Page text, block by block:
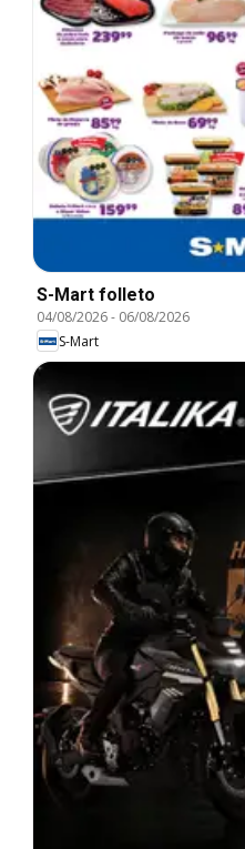
S-Mart folleto
04/08/2026- 06/08/2026
S-Mart